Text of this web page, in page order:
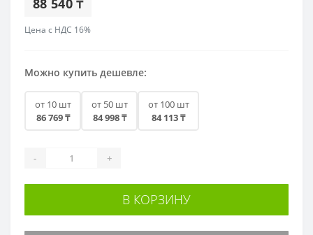
88 540 ₸
Цена с НДС 16%
Можно купить дешевле:
от 10 шт
86 769 ₸
от 50 шт
84 998 ₸
от 100 шт
84 113 ₸
- +
В КОРЗИНУ